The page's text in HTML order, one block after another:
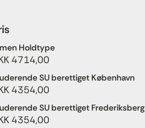
Holdtype
4714,00
SU berettiget København
4354,00
SU berettiget Frederiksberg
4354,00